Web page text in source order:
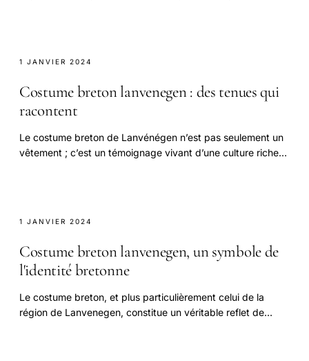
1 JANVIER 2024
Costume breton lanvenegen : des tenues qui
racontent
Le costume breton de Lanvénégen n’est pas seulement un
vêtement ; c’est un témoignage vivant d’une culture riche
1 JANVIER 2024
Costume breton lanvenegen, un symbole de
l'identité bretonne
Le costume breton, et plus particulièrement celui de la
région de Lanvenegen, constitue un véritable reflet de